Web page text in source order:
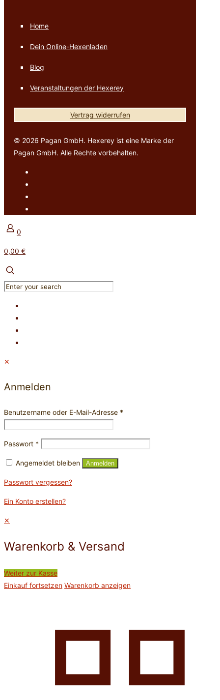
Home
Dein Online-Hexenladen
Blog
Veranstaltungen der Hexerey
Vertrag widerrufen
© 2026 Pagan GmbH. Hexerey ist eine Marke der
Pagan GmbH. Alle Rechte vorbehalten.
0
0,00 €
✕
Anmelden
Benutzername oder E-Mail-Adresse *
Passwort *
Angemeldet bleiben Anmelden
Passwort vergessen?
Ein Konto erstellen?
✕
Warenkorb & Versand
Weiter zur Kasse
Einkauf fortsetzen Warenkorb anzeigen